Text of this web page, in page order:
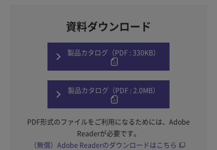
資料ダウンロード
製品カタログ（PDF : 330KB）
製品カタログ（PDF : 2.0MB）
PDF形式のファイルをご利用になるためには、Adobe
Readerが必要です。
（無償）Adobe Readerのダウンロードはこちら